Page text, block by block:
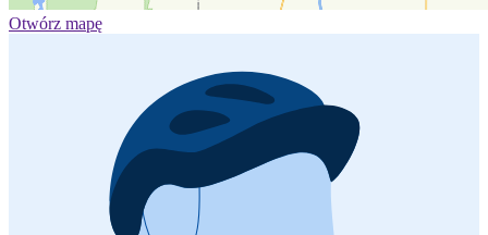
Otwórz mapę